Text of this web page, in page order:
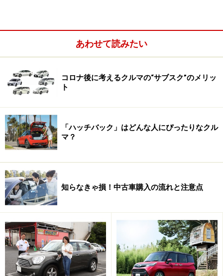
願いしてみましょう。
車の長さ、幅、高さがきちんと車庫に入るかどうかをチ
ェックするだけでなく、車庫入れを実際にやってみまし
ょう。車庫の前が狭ければ、何回もハンドルを切り返す
は同じだから大丈夫」だと信じていると、ホイールベー
ス（前後のタイヤ間の距離）が大きくなっていて上手く
車庫入れできない、という事態も起こります。
あわせて読みたい
コロナ後に考えるクルマの“サブスク”のメリッ
ト
「ハッチバック」はどんな人にぴったりなクル
マ？
知らなきゃ損！中古車購入の流れと注意点